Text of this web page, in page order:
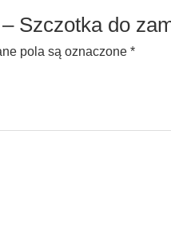
Szczotka do
pola są oznaczone *